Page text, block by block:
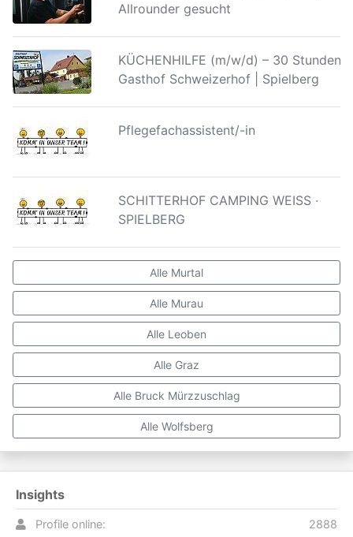
Allrounder gesucht
KÜCHENHILFE (m/w/d) – 30 Stunden |
Gasthof Schweizerhof | Spielberg
Pflegefachassistent/-in
SCHITTERHOF CAMPING WEISS ·
SPIELBERG
Alle Murtal
Alle Murau
Alle Leoben
Alle Graz
Alle Bruck Mürzzuschlag
Alle Wolfsberg
Insights
Profile online: 2888